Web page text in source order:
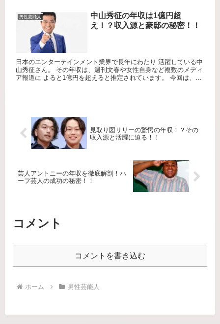
男性芸能人
中山秀征の年収は1億円超
え！？収入源と豪邸の秘密！！
日本のエンターテインメント業界で長年にわたり 活躍している中
山秀征さん。 その年収は、週刊文春や女性自身など複数のメディ
ア報道に よると1億円を超えると推定されています。 今回は、中
見取り図リリーの驚愕の年収！？その
収入源と活躍に迫る！！
芸人アントニーの年収を徹底解剖！ハ
ーフ芸人の成功の秘密！！
コメント
コメントを書き込む
ホーム 男性芸能人